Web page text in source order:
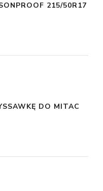
215/50R17
DO MITAC